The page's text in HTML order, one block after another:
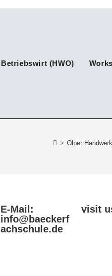
Betriebswirt (HWO)
> Olper
E-Mail:
info@baeckerf
achschule.de
visit